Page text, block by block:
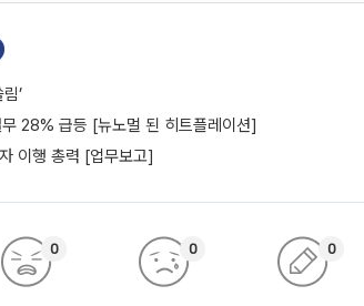
’
28% 급등 [뉴노멀 된 히트플레이션]
이행 총력 [업무보고]
0 0 0